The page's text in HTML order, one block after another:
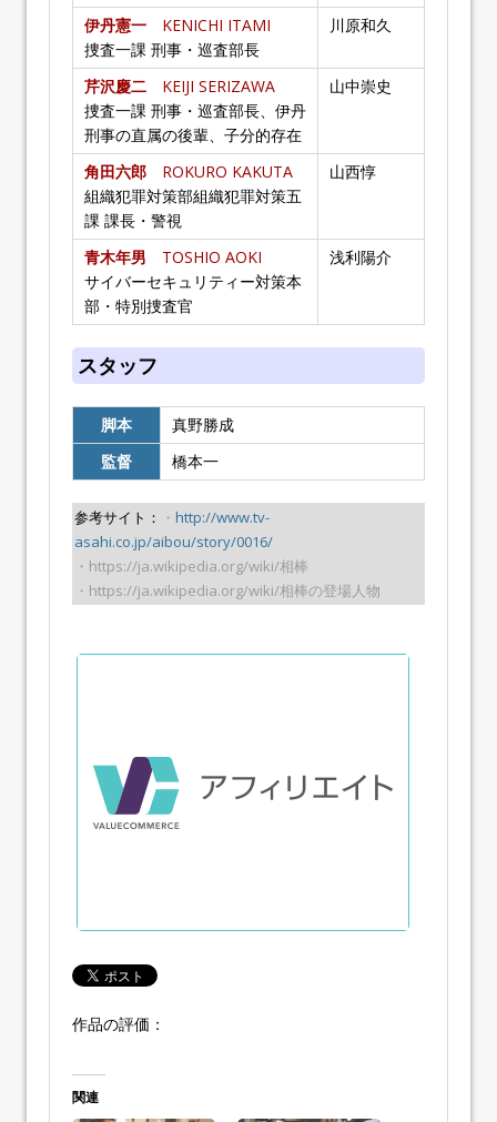
伊丹憲一 KENICHI ITAMI
捜査一課 刑事・巡査部長
川原和久
芹沢慶二 KEIJI SERIZAWA
捜査一課 刑事・巡査部長、伊丹
刑事の直属の後輩、子分的存在
山中崇史
角田六郎 ROKURO KAKUTA
組織犯罪対策部組織犯罪対策五
課 課長・警視
山西惇
青木年男 TOSHIO AOKI
サイバーセキュリティー対策本
部・特別捜査官
浅利陽介
スタッフ
脚本
真野勝成
監督
橋本一
参考サイト： ・ http://www.tv-
asahi.co.jp/aibou/story/0016/
・https://ja.wikipedia.org/wiki/相棒
・https://ja.wikipedia.org/wiki/相棒の登場人物
作品の評価：
関連